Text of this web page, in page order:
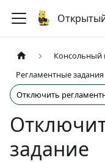
Консольный
Регламентные задания
Отключить
задание